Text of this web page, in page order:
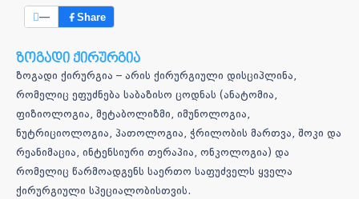
— Share
ზოგადი ქირურგია
ზოგადი ქირურგია – არის ქირურგიული დისციპლინა,
რომელიც ეფუძნება საბაზისო ცოდნას (ანატომია,
ფიზიოლოგია, მეტაბოლიზმი, იმუნოლოგია,
ნუტრიციოლოგია, პათოლოგია, ჭრილობის მართვა, შოკი და
რეანიმაცია, ინტენსიური თერაპია, ონკოლოგია) და
რომელიც წარმოადგენს საერთო საფუძველს ყველა
ქირურგიული სპეციალობისთვის.